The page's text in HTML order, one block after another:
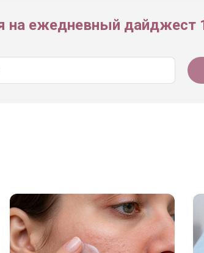
на ежедневный дайджест